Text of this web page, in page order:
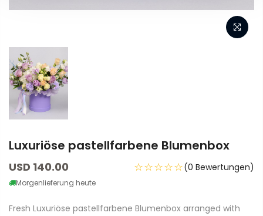
Luxuriöse pastellfarbene Blumenbox
USD 140.00
Morgenlieferung heute
☆☆☆☆☆(0 Bewertungen)
Fresh Luxuriöse pastellfarbene Blumenbox arranged with